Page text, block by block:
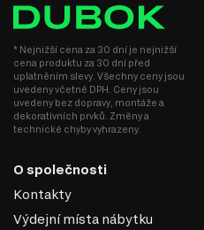
* Nejnižší cena za 30 dní je nejnižší
cena produktu za 30 dní před
uplatněním slevy. Všechny ceny jsou
uvedeny včetně DPH. Ceny jsou
uvedeny bez dopravy, montáže a
dekorativních prvků. Změny a
technické chyby vyhrazeny.
O společnosti
Kontakty
Výdejní místa nábytku